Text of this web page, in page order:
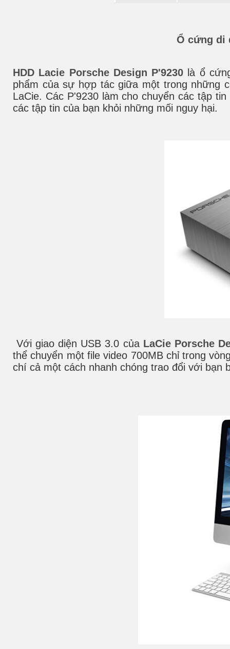
Ổ cứng di
HDD Lacie Porsche Design P'9230 là ổ
phẩm của sự hợp tác giữa một trong những
LaCie. Các P'9230 làm cho chuyển các tập
các tập tin của bạn khỏi những mối nguy hại.
Với giao diện USB 3.0 của LaCie Porsche
thể chuyển một file video 700MB chỉ trong
chí cả một cách nhanh chóng trao đổi với bạn